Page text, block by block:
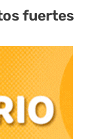
fuertes